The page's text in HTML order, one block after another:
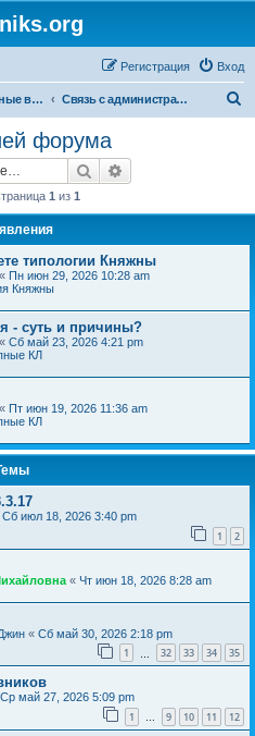
Вход
Регистрация
Организационные вопросы форума Связь с администрацией форума
форума
Поиск
1 из 1
типологии Княжны
« Пн июн 29, 2026 10:28 am
Княжны
- суть и причины?
« Сб май 23, 2026 4:21 pm
КЛ
« Пт июн 19, 2026 11:36 am
КЛ
Сб июл 18, 2026 3:40 pm
1 2
« Чт июн 18, 2026 8:28 am
« Сб май 30, 2026 2:18 pm
1 32 33 34 35
Ср май 27, 2026 5:09 pm
1 … 9 10 11 12